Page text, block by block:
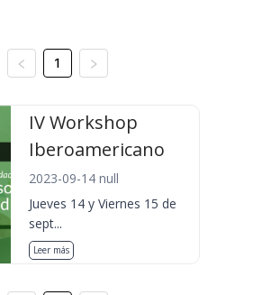
1
IV Workshop
Iberoamericano
2023-09-14 null
Jueves 14 y Viernes 15 de
sept...
Leer más